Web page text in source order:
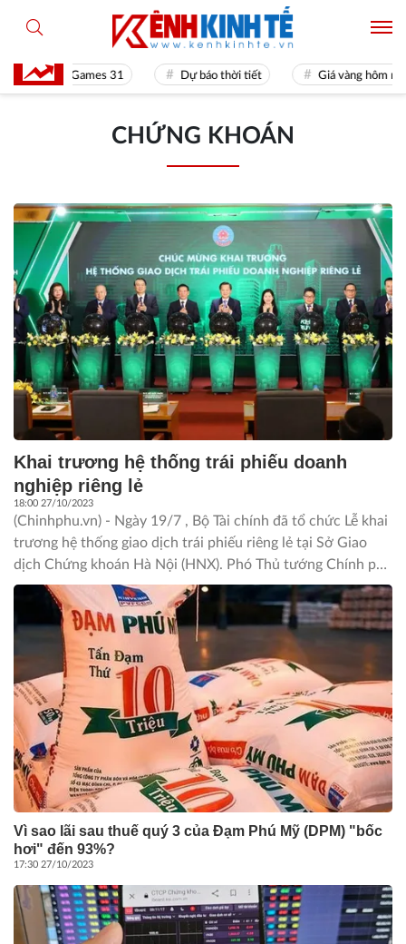
Sea Games 31 Dự báo thời tiết Giá vàng hôm nay
CHỨNG KHOÁN
Khai trương hệ thống trái phiếu doanh
nghiệp riêng lẻ
18:00 27/10/2023
(Chinhphu.vn) - Ngày 19/7 , Bộ Tài chính đã tổ chức Lễ khai
trương hệ thống giao dịch trái phiếu riêng lẻ tại Sở Giao
dịch Chứng khoán Hà Nội (HNX). Phó Thủ tướng Chính phủ
Lê Minh Khái dự và bấm nút khai trương hệ thống.
Vì sao lãi sau thuế quý 3 của Đạm Phú Mỹ (DPM) "bốc
hơi" đến 93%?
17:30 27/10/2023